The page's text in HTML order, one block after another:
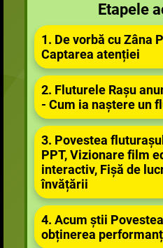
Etapele
1. De vorbă cu Zâna
Captarea atenției
2. Fluturele Rașu
- Cum ia naștere un
3. Povestea
PPT, Vizionare film
interactiv, Fișă de
învățării
4. Acum știi
obținerea